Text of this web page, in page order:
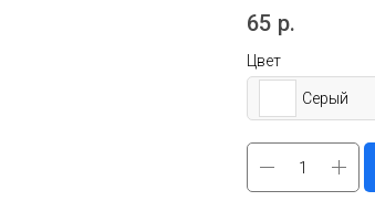
65 р.
Цвет
Серый